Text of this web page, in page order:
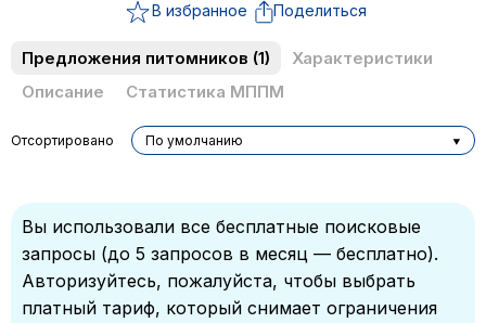
В избранное Поделиться
Предложения питомников (1)
Характеристики
Описание
Статистика МППМ
Отсортировано По умолчанию
Вы использовали все бесплатные поисковые
запросы (до 5 запросов в месяц — бесплатно).
Авторизуйтесь, пожалуйста, чтобы выбрать
платный тариф, который снимает ограничения